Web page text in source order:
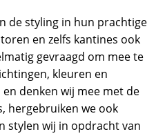
de styling in hun prachtige
en zelfs kantines ook
gevraagd om mee te
kleuren en
denken wij mee met de
hergebruiken we ook
stylen wij in opdracht van